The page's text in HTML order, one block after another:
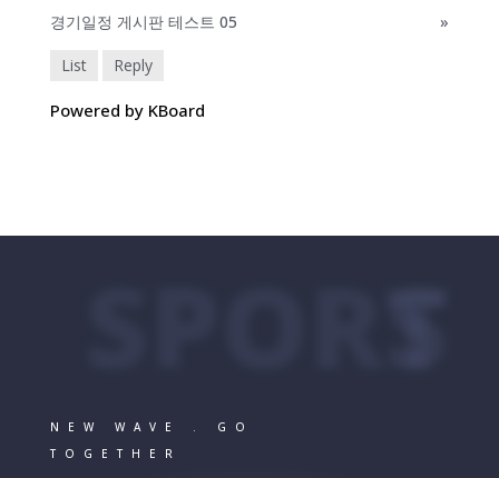
경기일정 게시판 테스트 05
»
List Reply
Powered by KBoard
SPORTS
NEW WAVE . GO
TOGETHER